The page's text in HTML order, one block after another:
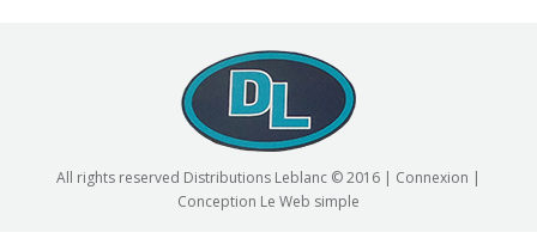
All rights reserved Distributions Leblanc © 2016 | Connexion |
Conception Le Web simple